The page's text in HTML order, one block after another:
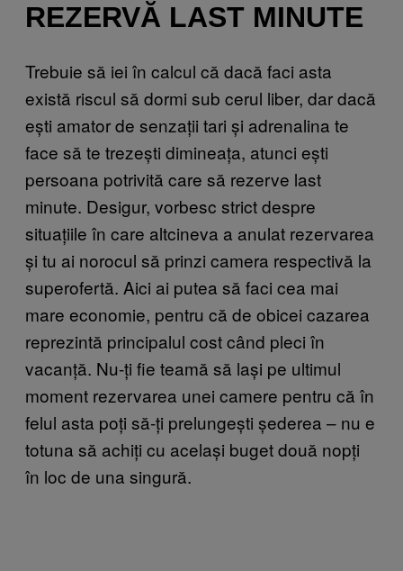
REZERVĂ LAST MINUTE
Trebuie să iei în calcul că dacă faci asta
există riscul să dormi sub cerul liber, dar dacă
ești amator de senzații tari și adrenalina te
face să te trezești dimineața, atunci ești
persoana potrivită care să rezerve last
minute. Desigur, vorbesc strict despre
situațiile în care altcineva a anulat rezervarea
și tu ai norocul să prinzi camera respectivă la
superofertă. Aici ai putea să faci cea mai
mare economie, pentru că de obicei cazarea
reprezintă principalul cost când pleci în
vacanță. Nu-ți fie teamă să lași pe ultimul
moment rezervarea unei camere pentru că în
felul asta poți să-ți prelungești șederea – nu e
totuna să achiți cu același buget două nopți
în loc de una singură.